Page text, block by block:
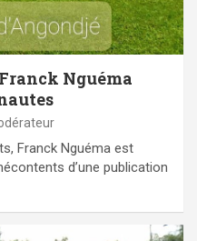
Nguéma
Franck Nguéma est
d’une publication